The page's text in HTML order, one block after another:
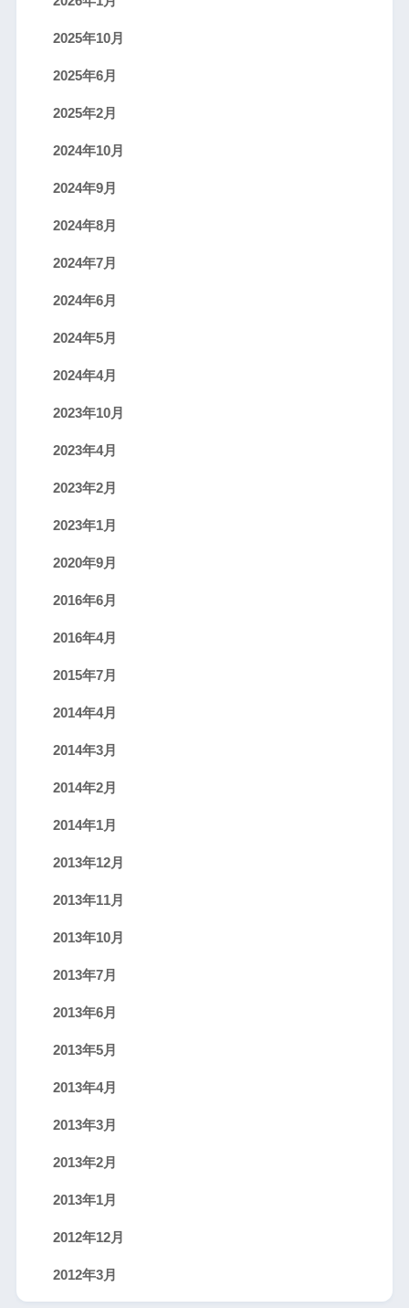
2025年10月
2025年6月
2025年2月
2024年10月
2024年9月
2024年8月
2024年7月
2024年6月
2024年5月
2024年4月
2023年10月
2023年4月
2023年2月
2023年1月
2020年9月
2016年6月
2016年4月
2015年7月
2014年4月
2014年3月
2014年2月
2014年1月
2013年12月
2013年11月
2013年10月
2013年7月
2013年6月
2013年5月
2013年4月
2013年3月
2013年2月
2013年1月
2012年12月
2012年3月